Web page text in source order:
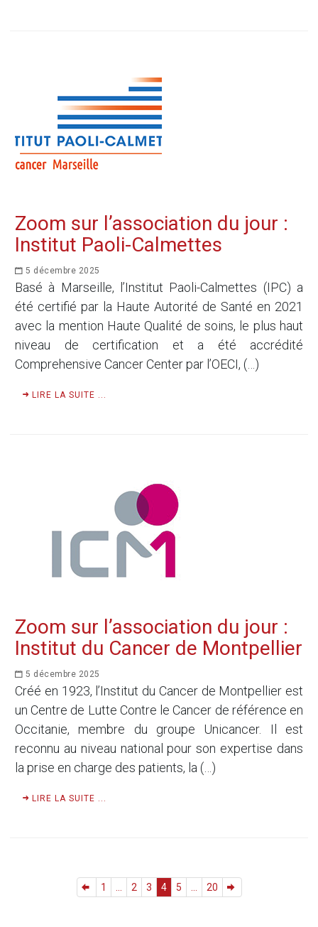
Zoom sur l’association du jour :
Institut Paoli-Calmettes
5 décembre 2025
Basé à Marseille, l’Institut Paoli-Calmettes (IPC) a
été certifié par la Haute Autorité de Santé en 2021
avec la mention Haute Qualité de soins, le plus haut
niveau de certification et a été accrédité
Comprehensive Cancer Center par l’OECI, (…)
LIRE LA SUITE ...
Zoom sur l’association du jour :
Institut du Cancer de Montpellier
5 décembre 2025
Créé en 1923, l’Institut du Cancer de Montpellier est
un Centre de Lutte Contre le Cancer de référence en
Occitanie, membre du groupe Unicancer. Il est
reconnu au niveau national pour son expertise dans
la prise en charge des patients, la (…)
LIRE LA SUITE ...
1 2 3 4 5 20